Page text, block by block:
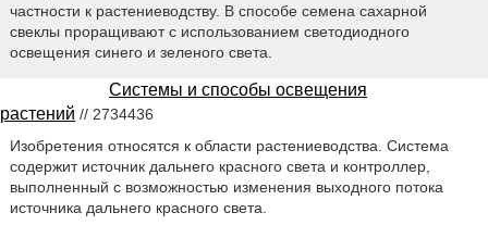
частности к растениеводству. В способе семена сахарной
свеклы проращивают с использованием светодиодного
освещения синего и зеленого света.
Системы и способы освещения
растений // 2734436
Изобретения относятся к области растениеводства. Система
содержит источник дальнего красного света и контроллер,
выполненный с возможностью изменения выходного потока
источника дальнего красного света.